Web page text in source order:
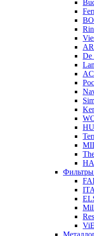
De
Фильтры